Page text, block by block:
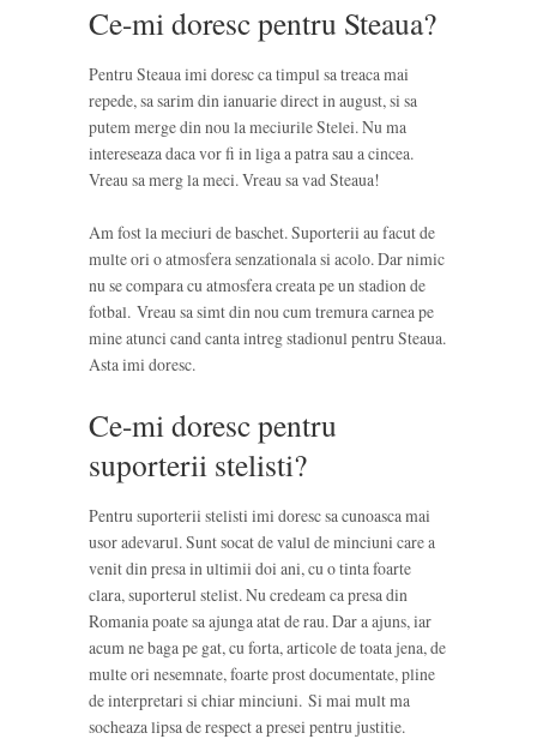
Ce-mi doresc pentru Steaua?
Pentru Steaua imi doresc ca timpul sa treaca mai
repede, sa sarim din ianuarie direct in august, si sa
putem merge din nou la meciurile Stelei. Nu ma
intereseaza daca vor fi in liga a patra sau a cincea.
Vreau sa merg la meci. Vreau sa vad Steaua!
Am fost la meciuri de baschet. Suporterii au facut de
multe ori o atmosfera senzationala si acolo. Dar nimic
nu se compara cu atmosfera creata pe un stadion de
fotbal. Vreau sa simt din nou cum tremura carnea pe
mine atunci cand canta intreg stadionul pentru Steaua.
Asta imi doresc.
Ce-mi doresc pentru
suporterii stelisti?
Pentru suporterii stelisti imi doresc sa cunoasca mai
usor adevarul. Sunt socat de valul de minciuni care a
venit din presa in ultimii doi ani, cu o tinta foarte
clara, suporterul stelist. Nu credeam ca presa din
Romania poate sa ajunga atat de rau. Dar a ajuns, iar
acum ne baga pe gat, cu forta, articole de toata jena, de
multe ori nesemnate, foarte prost documentate, pline
de interpretari si chiar minciuni. Si mai mult ma
socheaza lipsa de respect a presei pentru justitie.